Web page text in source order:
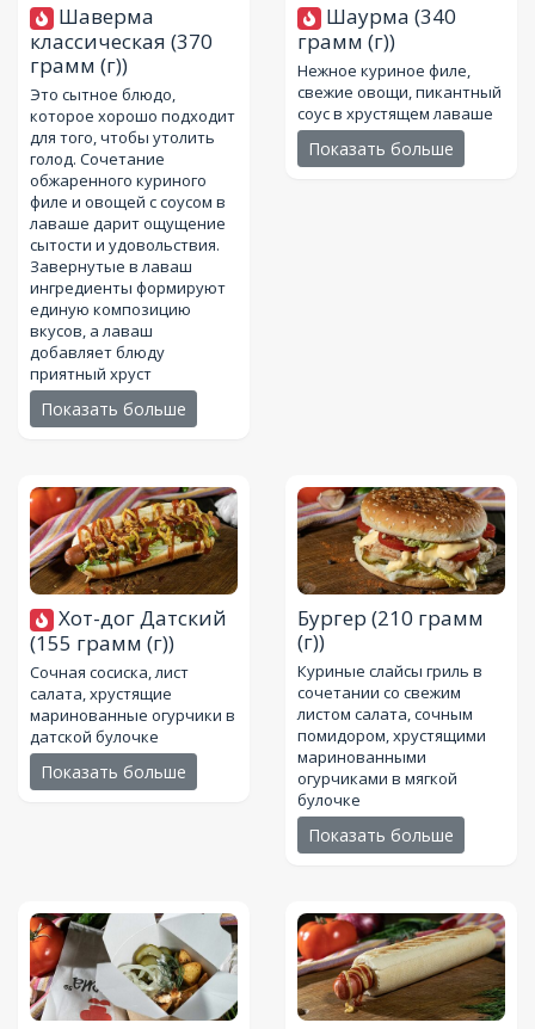
Шаверма
классическая (370
грамм (г))
Это сытное блюдо,
которое хорошо подходит
для того, чтобы утолить
голод. Сочетание
обжаренного куриного
филе и овощей с соусом в
лаваше дарит ощущение
сытости и удовольствия.
Завернутые в лаваш
ингредиенты формируют
единую композицию
вкусов, а лаваш
добавляет блюду
приятный хруст
Показать больше
Шаурма(340
грамм (г))
Нежное куриное филе,
свежие овощи, пикантный
соус в хрустящем лаваше
Показать больше
Хот-дог Датский
(155 грамм (г))
Сочная сосиска, лист
салата, хрустящие
маринованные огурчики в
датской булочке
Показать больше
Бургер (210 грамм
(г))
Куриные слайсы гриль в
сочетании со свежим
листом салата, сочным
помидором, хрустящими
маринованными
огурчиками в мягкой
булочке
Показать больше